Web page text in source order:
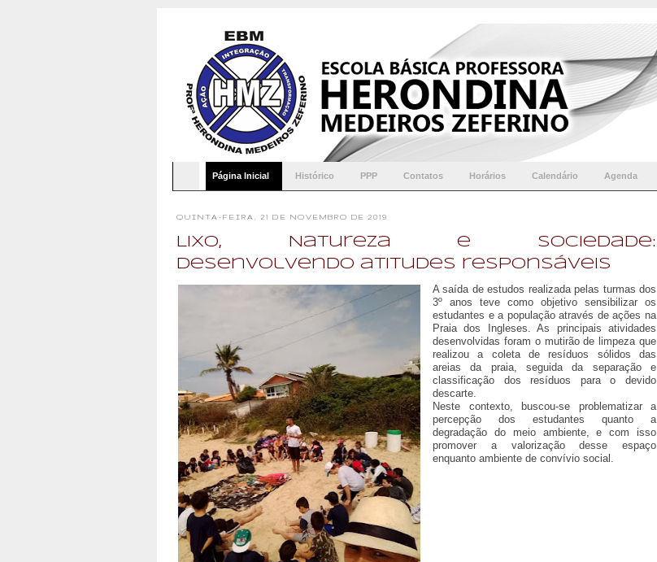
Página Inicial Histórico PPP Contatos Horários Calendário Agenda
QUINTA-FEIRA, 21 DE NOVEMBRO DE 2019
Lixo, Natureza e Sociedade:
desenvolvendo atitudes responsáveis
A saída de estudos realizada pelas turmas dos
3º anos teve como objetivo sensibilizar os
estudantes e a população através de ações na
Praia dos Ingleses. As principais atividades
desenvolvidas foram o mutirão de limpeza que
realizou a coleta de resíduos sólidos das
areias da praia, seguida da separação e
classificação dos resíduos para o devido
descarte.
Neste contexto, buscou-se problematizar a
percepção dos estudantes quanto a
degradação do meio ambiente, e com isso
promover a valorização desse espaço
enquanto ambiente de convívio social.